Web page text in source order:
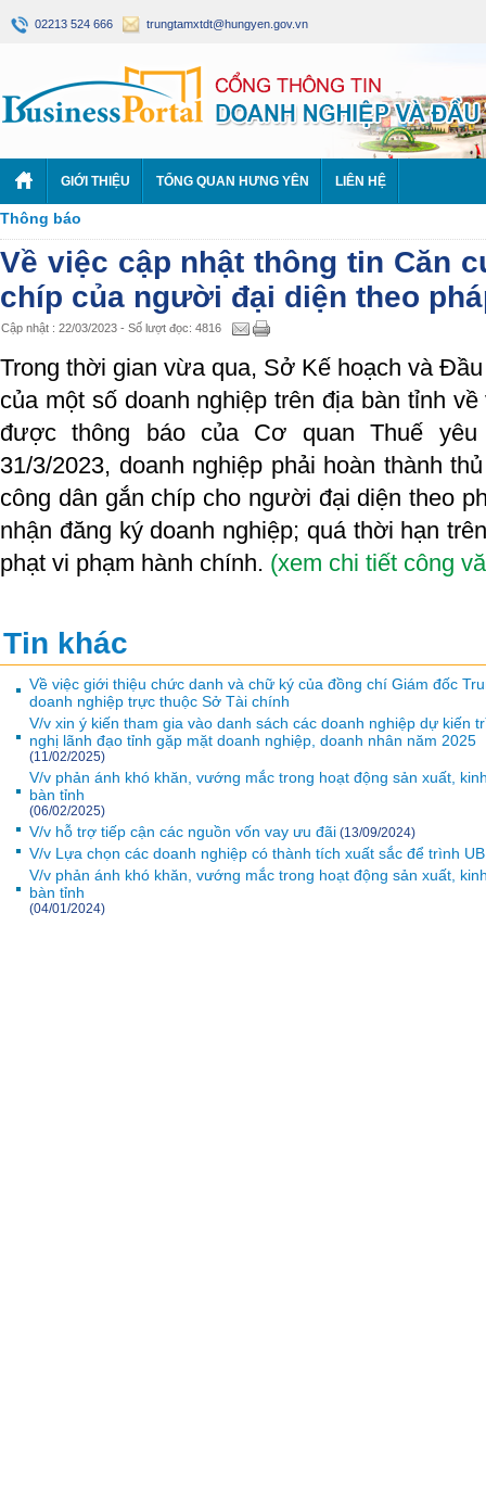
02213 524 666 trungtamxtdt@hungyen.gov.vn
GIỚI THIỆU TỔNG QUAN HƯNG YÊN LIÊN HỆ
Thông báo
Về việc cập nhật thông tin Căn
chíp của người đại diện theo
Cập nhật : 22/03/2023 - Số lượt đọc: 4816
Trong thời gian vừa qua, Sở Kế hoạch và
của một số doanh nghiệp trên địa bàn tỉnh
được thông báo của Cơ quan Thuế
31/3/2023, doanh nghiệp phải hoàn thành
công dân gắn chíp cho người đại diện theo
nhận đăng ký doanh nghiệp; quá thời hạn
phạt vi phạm hành chính. (xem chi tiết công
Tin khác
Về việc giới thiệu chức danh và chữ ký của đồng chí Giám đốc
doanh nghiệp trực thuộc Sở Tài chính
V/v xin ý kiến tham gia vào danh sách các doanh nghiệp dự kiến
nghị lãnh đạo tỉnh gặp mặt doanh nghiệp, doanh nhân năm 2025
(11/02/2025)
V/v phản ánh khó khăn, vướng mắc trong hoạt động sản xuất,
bàn tỉnh
(06/02/2025)
V/v hỗ trợ tiếp cận các nguồn vốn vay ưu đãi (13/09/2024)
V/v Lựa chọn các doanh nghiệp có thành tích xuất sắc để trình
V/v phản ánh khó khăn, vướng mắc trong hoạt động sản xuất,
bàn tỉnh
(04/01/2024)